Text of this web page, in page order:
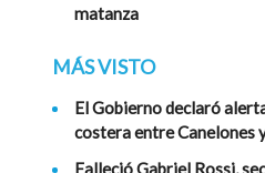
matanza
MÁS VISTO
El Gobierno declaró
costera entre Canelones